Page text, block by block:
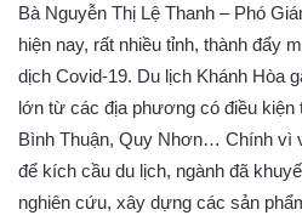
Bà Nguyễn Thị Lệ Thanh – Phó
hiện nay, rất nhiều tỉnh, thành đẩy
dịch Covid-19. Du lịch Khánh Hòa
lớn từ các địa phương có điều
Bình Thuận, Quy Nhơn… Chính vì
để kích cầu du lịch, ngành đã
nghiên cứu, xây dựng các sản